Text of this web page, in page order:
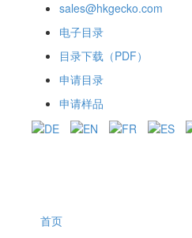
sales@hkgecko.com
电子目录
目录下载（PDF）
申请目录
申请样品
首页